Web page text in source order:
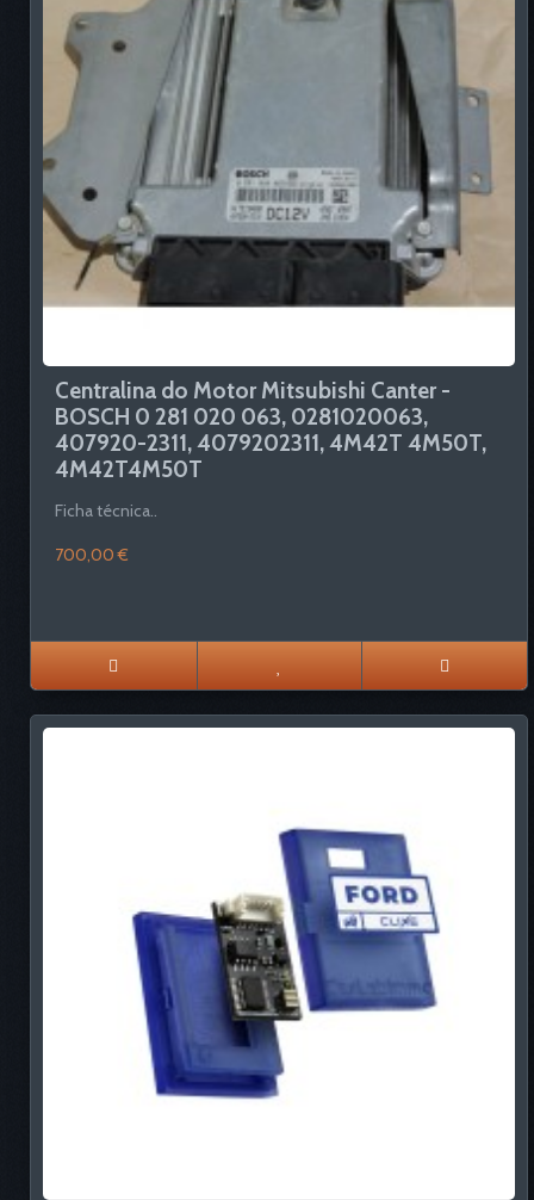
Centralina do Motor Mitsubishi Canter -
BOSCH 0 281 020 063, 0281020063,
407920-2311, 4079202311, 4M42T 4M50T,
4M42T4M50T
Ficha técnica..
700,00 €